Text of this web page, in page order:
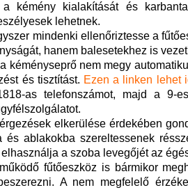
kémény kialakítását és
lehetnek.
mindenki ellenőriztesse a
hanem balesetekhez is
kéményseprő nem megy
és tisztítást. Ezen a linken lehet
as telefonszámot, majd a 9-
elkerülése érdekében
és ablakokba szereltessenek
a szoba levegőjét az
fűtőeszköz is bármikor
A nem megfelelő